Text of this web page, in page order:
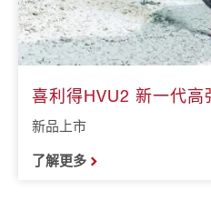
喜利得HVU2 新一代高
新品上市
了解更多